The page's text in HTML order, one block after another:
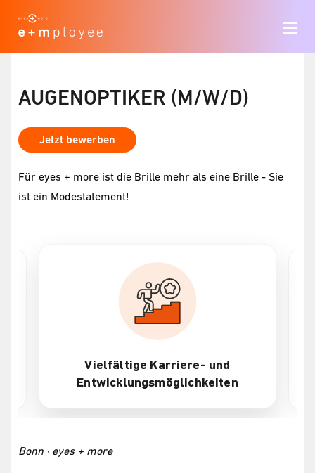
AUGENOPTIKER (M/W/D)
Jetzt bewerben
Für eyes + more ist die Brille mehr als eine Brille - Sie
ist ein Modestatement!
Karriere- und
Bonn · eyes + more